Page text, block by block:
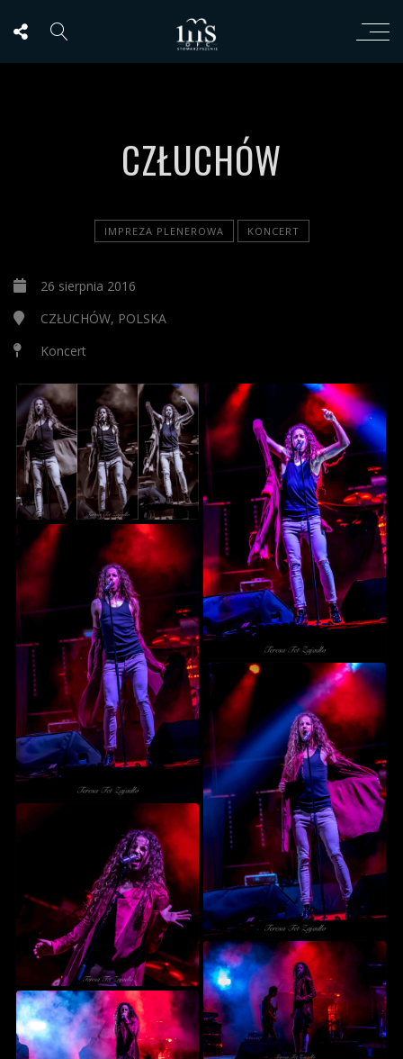
CZŁUCHÓW
IMPREZA PLENEROWA KONCERT
26 sierpnia 2016
CZŁUCHÓW, POLSKA
Koncert